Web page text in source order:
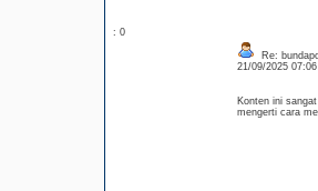
: 0
Re:
21/09/2025
Konten ini
mengerti cara